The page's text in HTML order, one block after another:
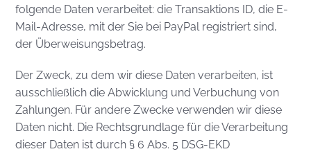
folgende Daten verarbeitet: die Transaktions ID, die E-
Mail-Adresse, mit der Sie bei PayPal registriert sind,
der Überweisungsbetrag.
Der Zweck, zu dem wir diese Daten verarbeiten, ist
ausschließlich die Abwicklung und Verbuchung von
Zahlungen. Für andere Zwecke verwenden wir diese
Daten nicht. Die Rechtsgrundlage für die Verarbeitung
dieser Daten ist durch § 6 Abs. 5 DSG-EKD